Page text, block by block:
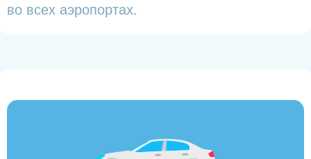
во всех аэропортах.